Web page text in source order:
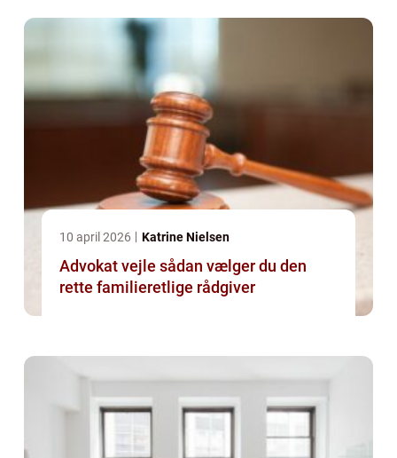
10 april 2026 Katrine Nielsen
Advokat vejle sådan vælger du den
rette familieretlige rådgiver